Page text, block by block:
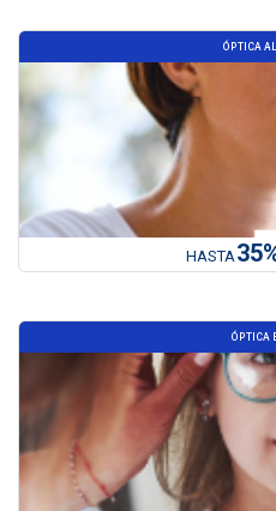
ÓPTICA
HASTA
ÓPTICA